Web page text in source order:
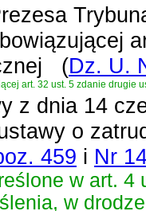
(Dz. U.
art. 32 ust. 5 zdanie drugie
z dnia 14
o
459 i Nr
w art. 4
w